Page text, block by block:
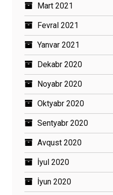
Mart 2021
Fevral 2021
Yanvar 2021
Dekabr 2020
Noyabr 2020
Oktyabr 2020
Sentyabr 2020
Avqust 2020
İyul 2020
İyun 2020